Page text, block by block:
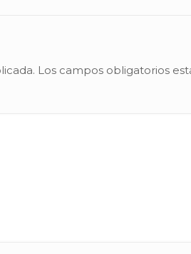
Los campos obligatorios